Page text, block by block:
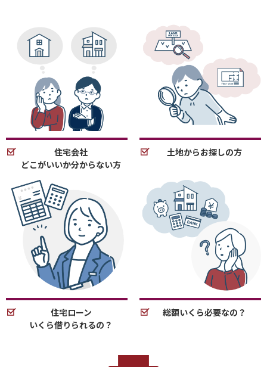
住宅会社
どこがいいか分からない方
土地からお探しの方
住宅ローン
いくら借りられるの？
総額いくら必要なの？